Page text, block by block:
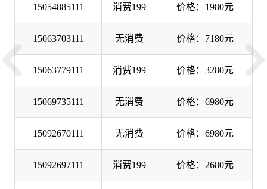
15054885111 消费199 价格：1980元
15063703111 无消费 价格：7180元
15063779111 消费199 价格：3280元
15069735111 无消费 价格：6980元
15092670111 无消费 价格：6980元
15092697111 消费199 价格：2680元